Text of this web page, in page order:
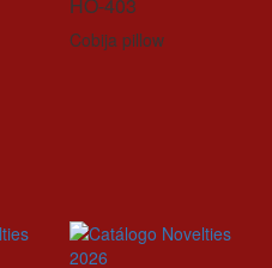
Cobija pillow